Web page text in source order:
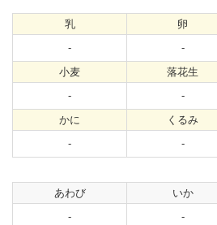
乳
-
卵
-
小麦
-
落花生
-
かに
-
くるみ
-
あわび
-
いか
-